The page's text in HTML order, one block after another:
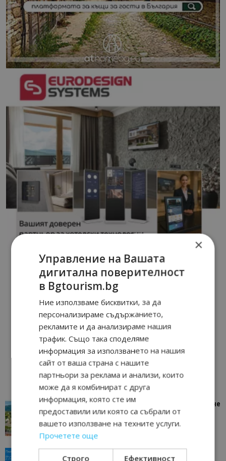
“Пощенска картичка от…”: Петрич – Изживяване
отвъд очакваното
Петрич 11/07/2026 11:22
×
Управление на Вашата
дигитална поверителност
в Bgtourism.bg
Ние използваме бисквитки, за да
персонализираме съдържанието,
рекламите и да анализираме нашия
трафик. Също така споделяме
информация за използването на нашия
сайт от ваша страна с нашите
партньори за реклама и анализи, които
може да я комбинират с друга
информация, която сте им
предоставили или която са събрали от
вашето използване на техните услуги.
Прочетете още
Строго
Ефективност